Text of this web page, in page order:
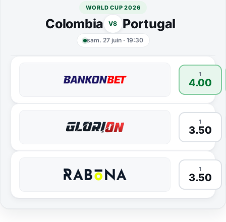
WORLD CUP 2026
Colombia VS Portugal
sam. 27 juin· 19:30
1
4.00
1
3.50
1
3.50